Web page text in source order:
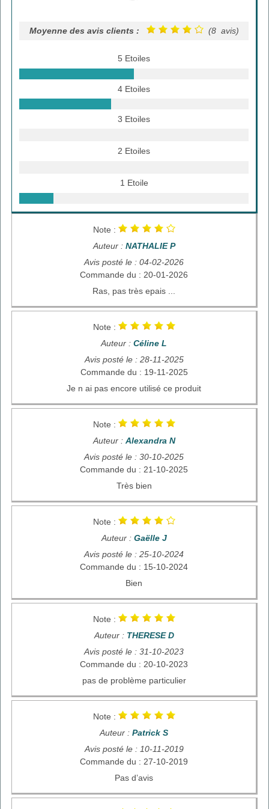
Moyenne des avis clients : (8 avis)
5 Etoiles
4 Etoiles
3 Etoiles
2 Etoiles
1 Etoile
Note :
Auteur : NATHALIE P
Avis posté le : 04-02-2026
Commande du : 20-01-2026
Ras, pas très epais ...
Note :
Auteur : Céline L
Avis posté le : 28-11-2025
Commande du : 19-11-2025
Je n ai pas encore utilisé ce produit
Note :
Auteur : Alexandra N
Avis posté le : 30-10-2025
Commande du : 21-10-2025
Très bien
Note :
Auteur : Gaëlle J
Avis posté le : 25-10-2024
Commande du : 15-10-2024
Bien
Note :
Auteur : THERESE D
Avis posté le : 31-10-2023
Commande du : 20-10-2023
pas de problème particulier
Note :
Auteur : Patrick S
Avis posté le : 10-11-2019
Commande du : 27-10-2019
Pas d’avis